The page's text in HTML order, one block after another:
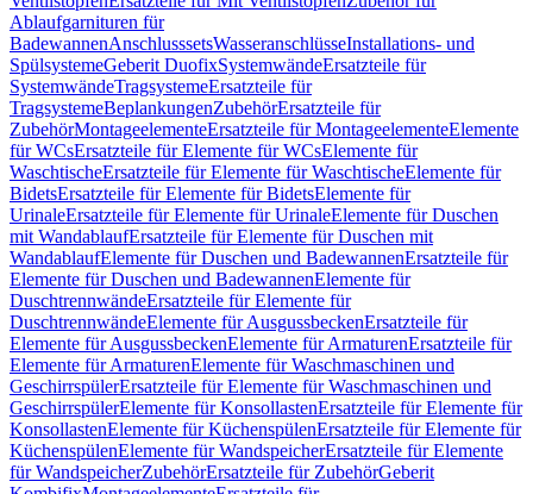
Ablaufgarnituren für
BadewannenAnschlusssetsWasseranschlüsseInstallations- und
SpülsystemeGeberit DuofixSystemwändeErsatzteile für
SystemwändeTragsystemeErsatzteile für
TragsystemeBeplankungenZubehörErsatzteile für
ZubehörMontageelementeErsatzteile für MontageelementeElemente
für WCsErsatzteile für Elemente für WCsElemente für
WaschtischeErsatzteile für Elemente für WaschtischeElemente für
BidetsErsatzteile für Elemente für BidetsElemente für
UrinaleErsatzteile für Elemente für UrinaleElemente für Duschen
mit WandablaufErsatzteile für Elemente für Duschen mit
WandablaufElemente für Duschen und BadewannenErsatzteile für
Elemente für Duschen und BadewannenElemente für
DuschtrennwändeErsatzteile für Elemente für
DuschtrennwändeElemente für AusgussbeckenErsatzteile für
Elemente für AusgussbeckenElemente für ArmaturenErsatzteile für
Elemente für ArmaturenElemente für Waschmaschinen und
GeschirrspülerErsatzteile für Elemente für Waschmaschinen und
GeschirrspülerElemente für KonsollastenErsatzteile für Elemente für
KonsollastenElemente für KüchenspülenErsatzteile für Elemente für
KüchenspülenElemente für WandspeicherErsatzteile für Elemente
für WandspeicherZubehörErsatzteile für ZubehörGeberit